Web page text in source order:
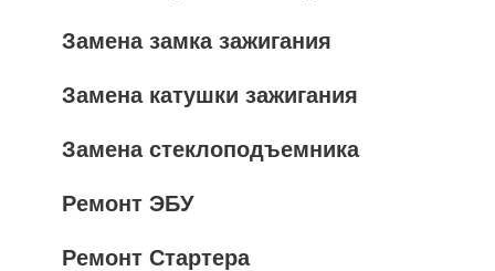
Замена замка зажигания
Замена катушки зажигания
Замена стеклоподъемника
Ремонт ЭБУ
Ремонт Стартера